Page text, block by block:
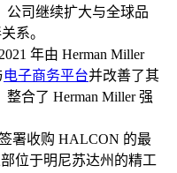
公司继续扩大与全球品
系。
年由 Herman Miller
电子商务平台并改善了其
合了 Herman Miller 强
签署收购 HALCON 的最
位于明尼苏达州的精工